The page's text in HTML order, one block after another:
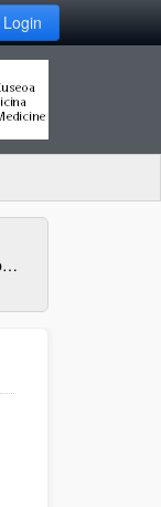
Login
Geofísica, economía y sociedad en la España Contemporánea.